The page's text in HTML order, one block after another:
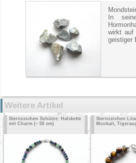
In
wirkt auf
geistiger
Weitere Artikel
Sternzeichen Schütze: Halskette
mit Charm (~ 50 cm)
Sternzeichen
Mookait,